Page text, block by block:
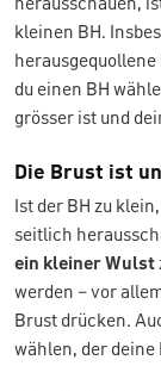
herausschauen,
kleinen BH.
du einen BH
grösser ist und
Die Brust ist
Ist der BH zu
seitlich
ein kleiner Wulst
werden – vor
Brust drücken.
wählen, der deine